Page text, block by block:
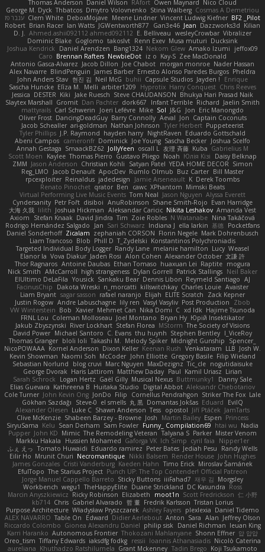
Thomas Anderson Daniel Wilson RAfort Owen Maynard
Nico Cloud
George M. Dyck Thbatcos Dmytro Volovnenko Stina Walberg Cosmas A Demetriou
ענבר פז Clem White DeboxMojave Meene Lindner Vincent Ludwig Kiefner BF2 _Pilot
Robert Brian Racer Ian Watts JGWentworth877 Gan3e46 Jean Dazzworks3d Kilian
D. J. Ahmed.ashii092112 ahmed092112 E. Belliveau wesleyCrowbar Vibralizer
Dominic Blake Goglomo takoslvt Renn Exev Musa muturi Ducksink
Joshua Kendrick
Daniel Arendzen Bang1324 Nekom Glew Amako Izumi
jeffox09
Caro Brennan Rafters NewbieDot iz o Kay-S Zee MacDonald
Antonio Gasca-Alvarez Jacob Dillon Joe Chabot morgan monroe Nader Hassan
Alex Navarre BlindPenguin James Barber Ernesto Alonso Paredes Burgos Pheldra
John Anders Stav 현진 김 Neil McG buhii Capsule Studios Jayden !
Enrique
Sascha Huncke Elīza M. Melli arbiter1209 Hyprotix Harry Conquest Chris Reeves
Jessica DESTER Kiki Jake Ruesch Steve CHAUDANSON Bhukya Hari Prasad Naik
Slaytex Marshall Gromit Dan Pachter dork667 Infant Terrible Richard Jaelin Smith
mattyrails Carl Schwerin Joeri Lefévre Mike Sol J&G Jon Eric Manongdo
Oliver Frost DancingDeadGuy Barry Connolly Aeval Jon Captain Coconuts
Jacob Schealler ari-goldman Nathan Johnson Tyler Herbert Puppeteerist
Tyler Phillips J.P. Raymond hayden harry NightRaven Eduardo Gottschald
Abeni Campos cameronfr Dominick Joe Young Sascha Becker Joshua Scelfo
Annah Gestaga SmaackBZ62 JollyYeen oscall L 友理 斉藤 Kuba Gabrielius M
Scott Moen
Kaylee Thomas Pierro Gustavo Pliego Noah Юлія Кізі
Daisy Belknap
ZMM Jason Anderson Christian Kohli Satyan Patel YEDA HOME DECOR Simon
Reg_LMO
Jacob Denault ApocDev Rumlo Olmub Buz Carter Bill Master
rpcexploiter Reinaldus jadedesign Jamie Arseneault K Derek Toombs
Renato Pinochet qrator Ben cawc XPhantom Mimski Beats
Virtual Performing Live Music Events Tom Neal Jason Nguyen Alyssa Everett
Cyndersanity Petr Fořt disiboi AnuRobinson Shane Smith-Rojo Evan Harridge
大海 久我 lilith Joshua Hickman Aleksandar Caricic Nikita Leshakov Amanda Vest
Axiom
Stefan Knaak David Jindra Tim Zoie Robles N Watanabe Nina Takáčová
Rodrigo Hernández Salgado
Jan Sari Schwarz Indiana J ella larkin 基德 Pocketfans
Daniel Sonderhoff Zicalam zephaniah CORSON Florin Negele Mark Dohrenbusch
Liam Trancoso Blob Phill D T_Zydelski Konstantinos Polychroniadis
Targeted Individual Body Logger Randy Lane melanie hamilton Lucy Weasel
Elanor la Vova Diakur Jaden Rosi Alon Cohen Alexander October 文謙 許
Thor Ragnaros Antoine Daubas Ethan Tomaso huaxuan Lei Raptite mogura
Nick Smith AMcCarroll high strangeness Dylan Gorrell Patrick Stallings Neil Baker
ElUltimo DeLaFila Yousick Sankaku Bear Dennis Libon Reymeld Santiago AJ
FacinusChip
Dakota Wreski n_morcatti killswitchkay Charles Louie Avaister
Liam Bryant sagar sasson rafael naranjo Elijah ELITE Scratch
Zack Kepner
Justin Rogow Andre Labuschagne lily ren Vasyl Vasyliv Post Production
Zbob
VW Winterstein Bob Xavier Mehmet Can Nika Domi C xd Idk Hajime Tsunoda
FRNL Lou Coleman Molloseau Joel Montano Bryan Hy Юрій Insektikator
Jakub Zbyszynski River Lockhart Stefan Florea MStorm The Society of Visions
David Power Michael Santoro C. Evans thu huynh Stephen Bentley I_ViceRoy
Thomas Granger bloli loli Takashi M. Melody Spiker Midnight Gunship
Spencer_
NicoPOWAAA Kornel Anderson Dixon Keller Keenan Rush Venkataram LLB Josh W.
Kevin Showman Naomi Soh McCoder John Elliotte Gregory Basile Filip Wieland
Sebastian Norlund
blog cruvi Marc Nguyen MaxDezignz Tic_cle nogutidaisuke
George Dvorak Haris Lattirom Matthew Daday Paul Kamil Uriasz Lirian
Sarah Schrock
Logan Hertz Gaël Gilly Musical Nexus Buttmunky1
Danny Sale
Elias Guevara Kathreena B Huitaka Studio Digital Abbot Aleksandr Chebotariov
Cole Turner John Kevin Ong JonDo Filip Cornellus Pendrahgon Striker The Fox Lale
Gökhan Sazdağı
Steve-0 el smells 丸 黒 Domantas Jokšas Eduard
EvilQ
Alexander Olesen Luke C Shawn Anderson Tess opostol Jiří Ptáček JamTarts
Clive McKenzie Shabeen Barzey - Browne Josh Martin Bailey Espen Princess
SiryuSama Kelu Sean Derham Sam Fowler Funny_ Compilation69 htai wu Nadia
Pupper John KD Mimic The Remodeling Veteran Talyana S Parker Mister Venom
Markku Hakala
Hussien Mohamed Gaforga VK Ich Simp cyril faia
Nipper1er
ふぇ えっ Tomato Huwaidi Eduardo ramirez Peter Bates Jediah Pesu
Randy Wells
Eilir Ho Mrunit Churi Necromantique Nikki Balsem Render House John Hughes
James Gonzales Cristi Vanderburg Kaeden Hahn Timo Erick Miroslav Šamánek
EfulTopo The Starius Project Punch UP: The Top Contender! Official Patreon
Jorge Manuel Cappello Barreto Sticky Buttons iiiFahad7 재우 김 Morgsley
Workbench wegu1 TheHappyElite Duane Strickland DC Kasundra Ross
Marcin Anyszkiewicz Ricky Robinson Elizabeth moot1n Scott Fredrickson 仁 小野
kb714 Chris Gabriel Alvarado 哲 董 Fredrik Karlsson Tristan Lorius
Purpose Architecture Władysław Pryszczarek Ashley Fayers plexlexia Daniel Tidemo
ALEX NAVARRO Table On Edward Didier Aerlebout Anton Sara Alan Jeffrey Olson
Riccardo Colombo Gionea Alexandru Daniel philip sisk Daniel Richman Ieuan King
Karri Haranko Autonomous Frontier Thokozani Mahlanyane Shonn Effner 얍 얍얍
Oreo_tism Tiffany Edwards iaksdfg fodkg ressii Ioannis Athanasiadis Nicolò Caterina
aureliana Khuthadzo Ratshilumela Grant Mckenney Tadin Brego Koji Tsukamoto